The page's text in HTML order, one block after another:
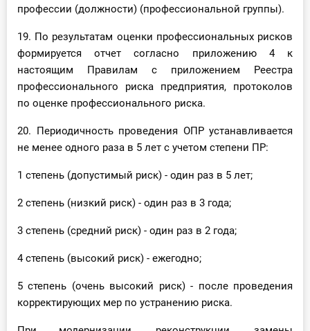
профессии (должности) (профессиональной группы).
19. По результатам оценки профессиональных рисков
формируется отчет согласно приложению 4 к
настоящим Правилам с приложением Реестра
профессионального риска предприятия, протоколов
по оценке профессионального риска.
20. Периодичность проведения ОПР устанавливается
не менее одного раза в 5 лет с учетом степени ПР:
1 степень (допустимый риск) - один раз в 5 лет;
2 степень (низкий риск) - один раз в 3 года;
3 степень (средний риск) - один раз в 2 года;
4 степень (высокий риск) - ежегодно;
5 степень (очень высокий риск) - после проведения
корректирующих мер по устранению риска.